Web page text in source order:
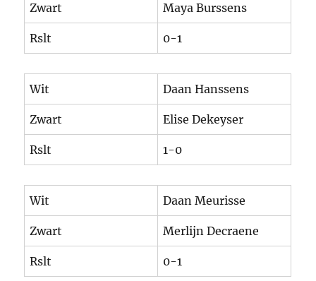
Zwart Maya Burssens
Rslt 0-1
Wit Daan Hanssens
Zwart Elise Dekeyser
Rslt 1-0
Wit Daan Meurisse
Zwart Merlijn Decraene
Rslt 0-1